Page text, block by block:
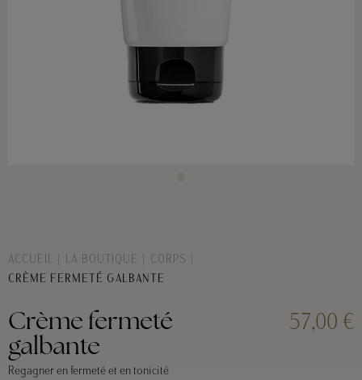
ACCUEIL LA BOUTIQUE
CORPS
CRÈME FERMETÉ GALBANTE
Crème fermeté
galbante
57,00 €
Regagner en fermeté et en tonicité